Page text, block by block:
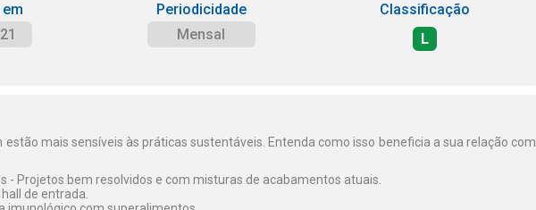
Periodicidade
Mensal
Classificação
L
mais sensíveis às práticas sustentáveis. Entenda como isso beneficia a sua relação com
- Projetos bem resolvidos e com misturas de acabamentos atuais.
de entrada.